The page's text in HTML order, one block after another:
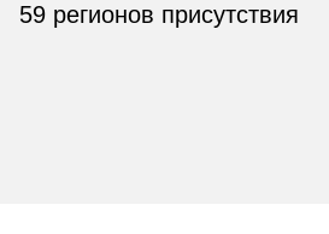
59 регионов присутствия